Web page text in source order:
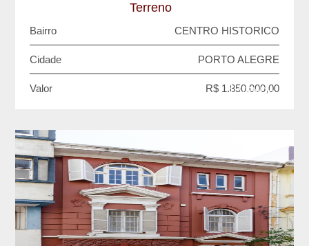
Terreno
Bairro CENTRO HISTORICO
Cidade PORTO ALEGRE
Valor R$ 1.850.000,00
VENDA